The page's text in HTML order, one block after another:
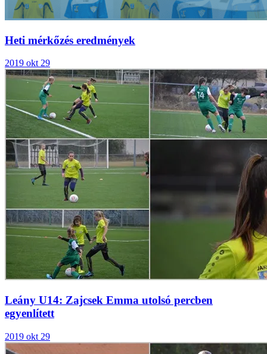
Heti mérkőzés eredmények
2019 okt 29
Leány U14: Zajcsek Emma utolsó percben
egyenlített
2019 okt 29